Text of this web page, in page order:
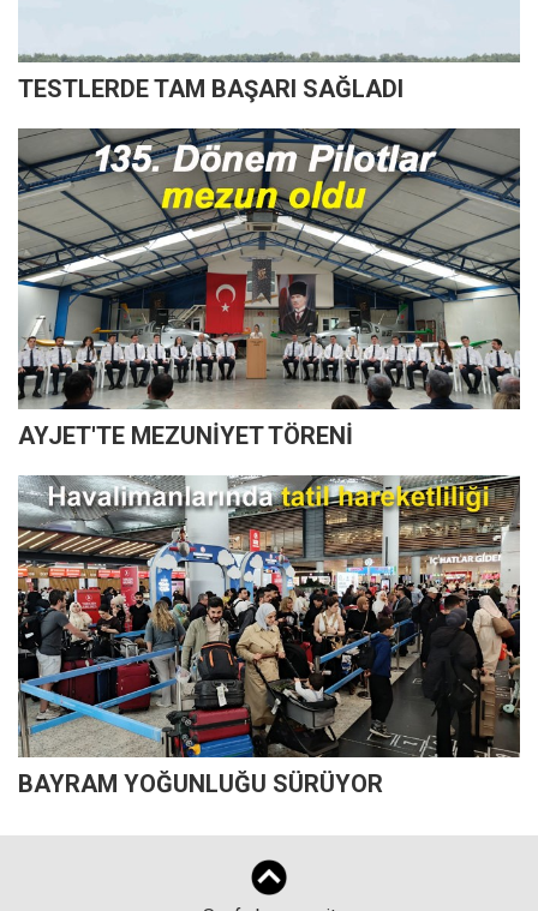
TESTLERDE TAM BAŞARI SAĞLADI
AYJET'TE MEZUNİYET TÖRENİ
BAYRAM YOĞUNLUĞU SÜRÜYOR